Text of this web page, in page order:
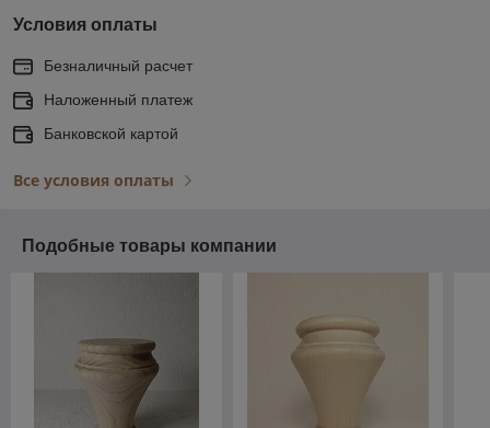
Условия оплаты
Безналичный расчет
Наложенный платеж
Банковской картой
Все условия оплаты
Подобные товары компании